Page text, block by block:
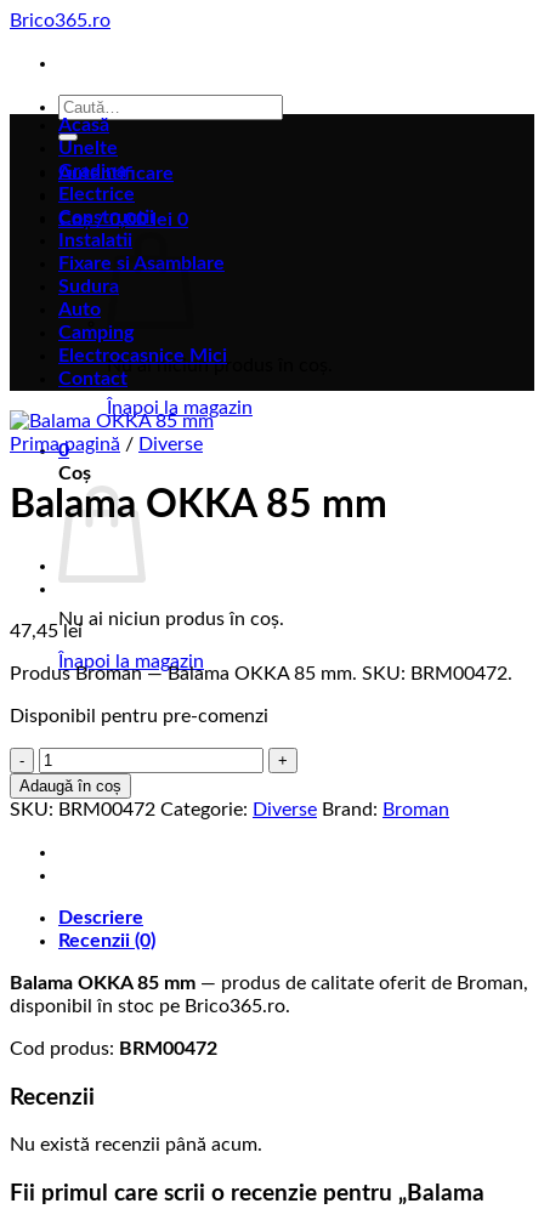
Skip
content
Brico365.ro
Caută
după:
Autentificare
Coș /0,00lei 0
Nu ai niciun produs în coș.
Înapoi la magazin
0
Coș
Nu ai niciun produs în coș.
Înapoi la magazin
Acasă
Unelte
Gradina
Electrice
Constructii
Instalatii
Fixare si Asamblare
Sudura
Auto
Camping
Electrocasnice Mici
Contact
Prima pagină / Diverse
Balama OKKA 85 mm
47,45 lei
Produs Broman — Balama OKKA 85 mm. SKU: BRM00472.
Disponibil pentru pre-comenzi
Cantitate
Balama
OKKA
mm
Adaugă în coș
SKU: BRM00472 Categorie: Diverse Brand: Broman
Descriere
Recenzii (0)
Balama OKKA 85 mm — produs de calitate oferit de Broman,
disponibil în stoc pe Brico365.ro.
Cod produs: BRM00472
Recenzii
Nu există recenzii până acum.
Fii primul care scrii o recenzie pentru „Balama